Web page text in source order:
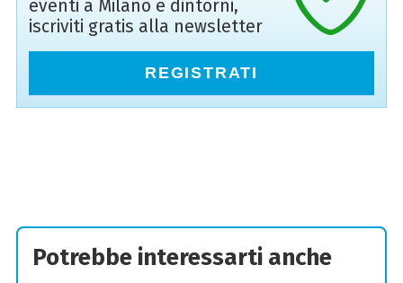
eventi a Milano e dintorni,
iscriviti gratis alla newsletter
REGISTRATI
Potrebbe interessarti anche